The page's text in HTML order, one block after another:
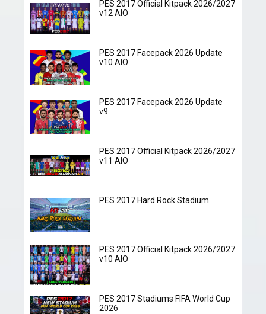
PES 2017 Official Kitpack 2026/2027
v12 AIO
PES 2017 Facepack 2026 Update
v10 AIO
PES 2017 Facepack 2026 Update
v9
PES 2017 Official Kitpack 2026/2027
v11 AIO
PES 2017 Hard Rock Stadium
PES 2017 Official Kitpack 2026/2027
v10 AIO
PES 2017 Stadiums FIFA World Cup
2026